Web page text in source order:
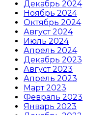
Декабрь 2024
Ноябрь 2024
Октябрь 2024
Август 2024
Июль 2024
Апрель 2024
Декабрь 2023
Август 2023
Апрель 2023
Март 2023
Февраль 2023
Январь 2023